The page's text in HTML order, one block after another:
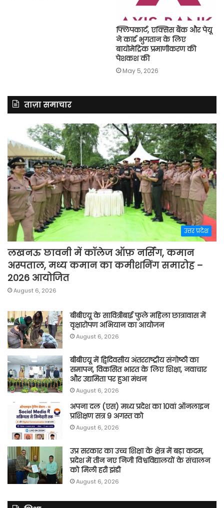
फ्लिपकार्ट, एक्सिस बैंक और पेयू
ने कार्ड भुगतान के लिए
बायोमेट्रिक प्रमाणीकरण की
पेशकश की
May 5, 2026
ताज़ा समाचार
उत्तर प्रदेश
लखनऊ छावनी में कॉलेज ऑफ़ नर्सिंग, कमान
अस्पताल, मध्य कमान का कमीशनिंग समारोह –
2026 आयोजित
August 6, 2026
बीबीएयू के सावित्रीबाई फुले महिला छात्रावास में
वृक्षारोपण अभियान का आयोजन
August 6, 2026
बीबीएयू में द्विदिवसीय अंतरराष्ट्रीय संगोष्ठी का
समापन, विकसित भारत के लिए शिक्षा, नवाचार
और उद्यमिता पर हुआ मंथन
August 6, 2026
अपना दल (एस) मध्य प्रदेश का 10वां ऑनलाइन
प्रशिक्षण सत्र 9 अगस्त को
August 6, 2026
उप्र सरकार का उच्च शिक्षा के क्षेत्र में बड़ा कदम,
प्रदेश में तीन नए निजी विश्वविद्यालयों के संचालन
को मिली हरी झंडी
August 6, 2026